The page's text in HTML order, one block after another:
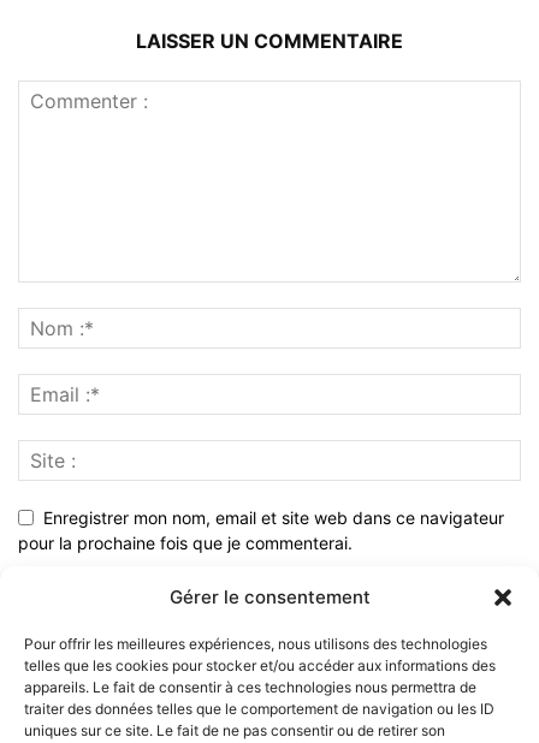
Gérer le consentement
Pour offrir les meilleures expériences, nous utilisons des technologies
telles que les cookies pour stocker et/ou accéder aux informations des
appareils. Le fait de consentir à ces technologies nous permettra de
traiter des données telles que le comportement de navigation ou les ID
uniques sur ce site. Le fait de ne pas consentir ou de retirer son
LAISSER UN COMMENTAIRE
Enregistrer mon nom, email et site web dans ce navigateur
pour la prochaine fois que je commenterai.